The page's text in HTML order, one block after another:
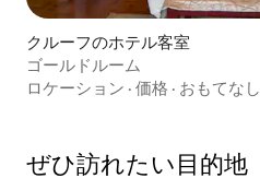
クルーフのホテル客室
ゴールドルーム
ロケーション · 価格 · おもてなし
ぜひ訪⁠れ⁠た⁠い目⁠的⁠地